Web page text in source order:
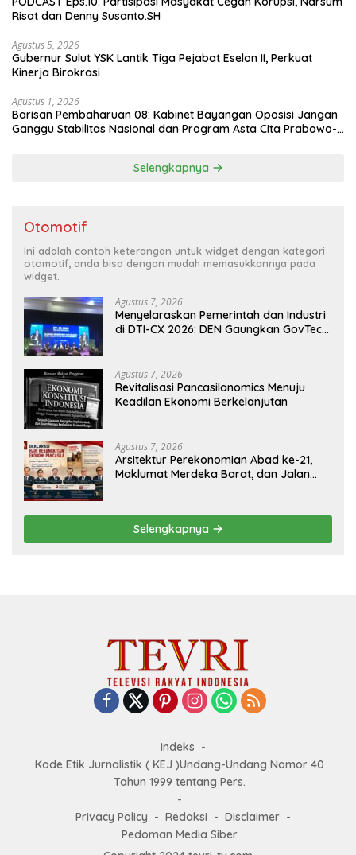
Risat dan Denny Susanto.SH
Agustus 5, 2026
Gubernur Sulut YSK Lantik Tiga Pejabat Eselon II, Perkuat
Kinerja Birokrasi
Agustus 1, 2026
Barisan Pembaharuan 08: Kabinet Bayangan Oposisi Jangan
Ganggu Stabilitas Nasional dan Program Asta Cita Prabowo-
Selengkapnya
Otomotif
Ini adalah contoh keterangan untuk widget dengan kategori
otomotif, anda bisa dengan mudah memasukkannya pada
widget.
Agustus 7, 2026
Menyelaraskan Pemerintah dan Industri
di DTI-CX 2026: DEN Gaungkan GovTech,
Agustus 7, 2026
Revitalisasi Pancasilanomics Menuju
Keadilan Ekonomi Berkelanjutan
Agustus 7, 2026
Arsitektur Perekonomian Abad ke-21,
Maklumat Merdeka Barat, dan Jalan
Selengkapnya
Indeks
Kode Etik Jurnalistik ( KEJ )Undang-Undang Nomor 40
Tahun 1999 tentang Pers.
Privacy Policy Redaksi
Disclaimer
Pedoman Media Siber